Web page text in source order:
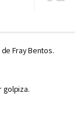
de Fray Bentos.
golpiza.